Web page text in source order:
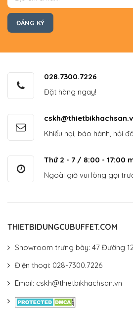
028.7300.7226
Đặt hàng ngay!
Khiếu nại, bảo hành, hỏi
Thứ 2 - 7 / 8:00 - 17:00
Ngoài giờ vui lòng gọi
THIETBIDUNGCUBUFFET.COM
Showroom trưng bày: 47 Đường 12,
Điện thoại: 028-7300.7226
Email: cskh@thietbikhachsan.vn